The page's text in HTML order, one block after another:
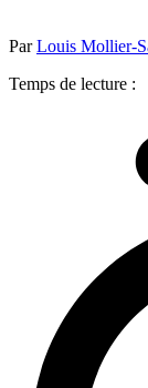
ParLouis Mollier-
Temps de lecture :